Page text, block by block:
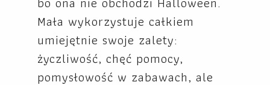
Mała wykorzystuje całkiem
umiejętnie swoje zalety:
życzliwość, chęć pomocy,
pomysłowość w zabawach, ale